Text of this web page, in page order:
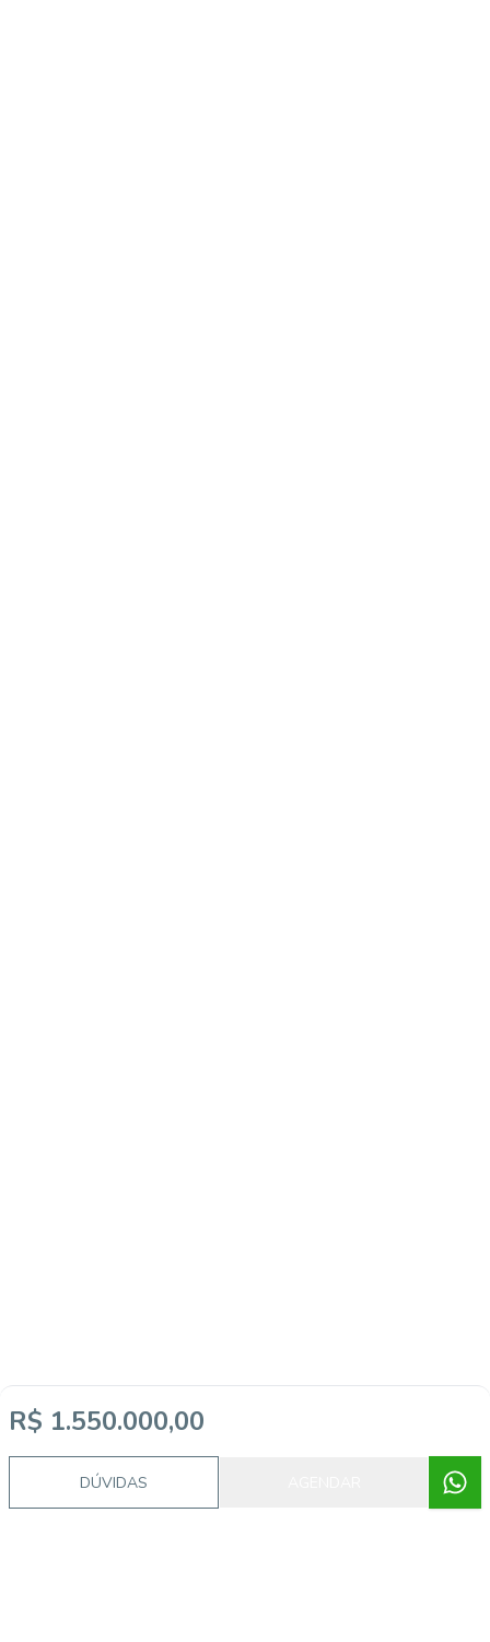
R$ 1.550.000,00
DÚVIDAS